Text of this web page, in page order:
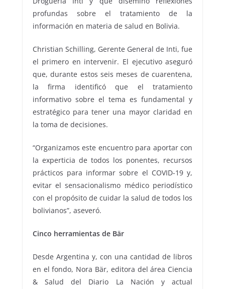
profundas sobre el tratamiento de la
información en materia de salud en Bolivia.
Christian Schilling, Gerente General de Inti, fue
el primero en intervenir. El ejecutivo aseguró
que, durante estos seis meses de cuarentena,
la firma identificó que el tratamiento
informativo sobre el tema es fundamental y
estratégico para tener una mayor claridad en
la toma de decisiones.
“Organizamos este encuentro para aportar con
la experticia de todos los ponentes, recursos
prácticos para informar sobre el COVID-19 y,
evitar el sensacionalismo médico periodístico
con el propósito de cuidar la salud de todos los
bolivianos”, aseveró.
Cinco herramientas de Bär
Desde Argentina y, con una cantidad de libros
en el fondo, Nora Bär, editora del área Ciencia
& Salud del Diario La Nación y actual